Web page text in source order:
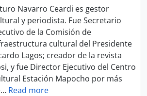
Navarro Ceardi es gestor
y periodista. Fue Secretario
de la Comisión de
cultural del Presidente
Lagos; creador de la revista
y fue Director Ejecutivo del Centro
Estación Mapocho por más
… Read more